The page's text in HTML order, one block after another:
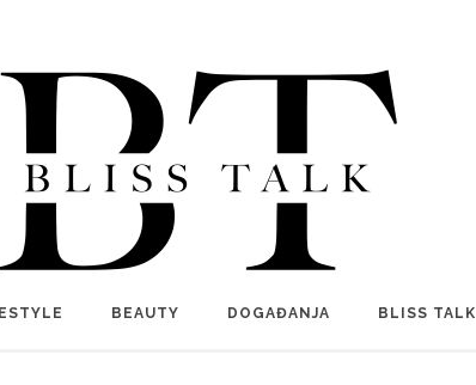
BEAUTY DOGAĐANJA BLISS TALK